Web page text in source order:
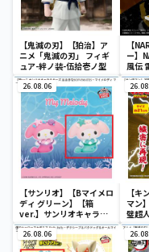
【鬼滅の刃】【狛治】ア
ニメ「鬼滅の刃」 フィギ
ュア-絆ノ装-伍拾壱ノ型
【
ー】
風伝
ア～
26.08.06
【サンリオ】【Bマイメロ
ディ グリーン】【箱
ver.】サンリオキャラク
ターズ おおきな
SOFVIMATES～マイメロ
ディ マーメイドver. ～
【キ
マン
璧超
ギュ
26.08.06